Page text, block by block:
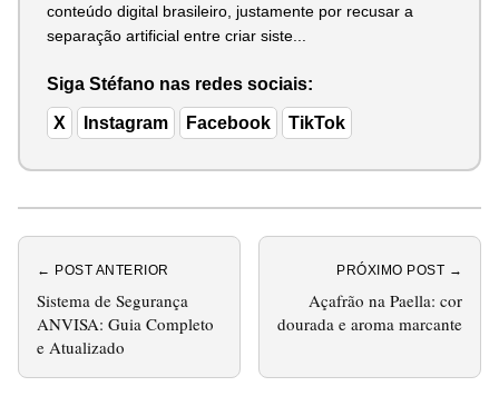
conteúdo digital brasileiro, justamente por recusar a
separação artificial entre criar siste...
Siga Stéfano nas redes sociais:
X Instagram Facebook TikTok
← POST ANTERIOR
Sistema de Segurança
ANVISA: Guia Completo
e Atualizado
PRÓXIMO POST →
Açafrão na Paella: cor
dourada e aroma marcante